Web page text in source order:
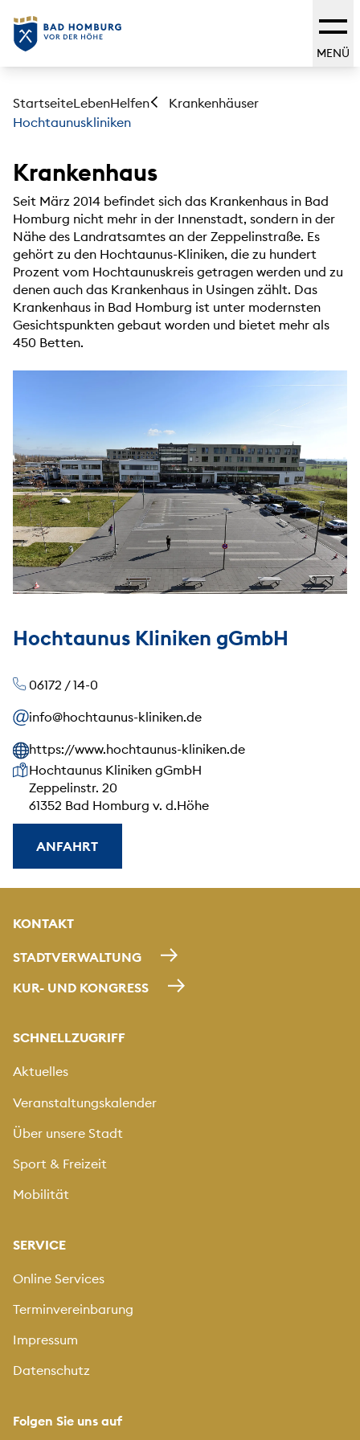
MENÜ
StartseiteLebenHelfen
Krankenhäuser
Hochtaunuskliniken
Krankenhaus
Seit März 2014 befindet sich das Krankenhaus in Bad
Homburg nicht mehr in der Innenstadt, sondern in der
Nähe des Landratsamtes an der Zeppelinstraße. Es
gehört zu den Hochtaunus-Kliniken, die zu hundert
Prozent vom Hochtaunuskreis getragen werden und zu
denen auch das Krankenhaus in Usingen zählt. Das
Krankenhaus in Bad Homburg ist unter modernsten
Gesichtspunkten gebaut worden und bietet mehr als
450 Betten.
Hochtaunus Kliniken gGmbH
06172 / 14-0
info@hochtaunus-kliniken.de
https://www.hochtaunus-kliniken.de
Unsere Anschrift
Hochtaunus Kliniken gGmbH
Zeppelinstr. 20
61352 Bad Homburg v. d.Höhe
ANFAHRT
KONTAKT
STADTVERWALTUNG
KUR- UND KONGRESS
SCHNELLZUGRIFF
Aktuelles
Veranstaltungskalender
Über unsere Stadt
Sport & Freizeit
Mobilität
SERVICE
Online Services
Terminvereinbarung
Impressum
Datenschutz
Folgen Sie uns auf